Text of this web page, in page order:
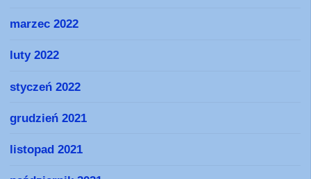
marzec 2022
luty 2022
styczeń 2022
grudzień 2021
listopad 2021